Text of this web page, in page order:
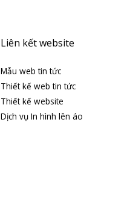
Liên kết website
Mẫu web tin tức
Thiết kế web tin tức
Thiết kế website
Dịch vụ In hình lên áo